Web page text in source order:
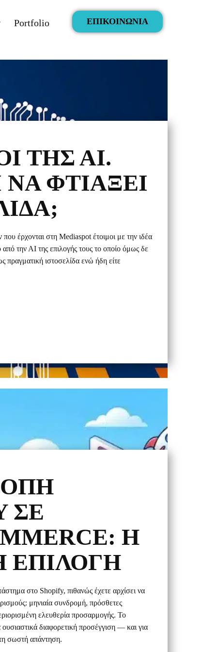
Portfolio ΕΠΙΚΟΙΝΩΝΙΑ
ΤΗΣ ΑΙ.
ΦΤΙΆΞΕΙ
που έρχονται στη Mediaspot έτοιμοι με την ιδέα
από την ΑΙ της επιλογής τους το οποίο όμως δε
πραγματική ιστοσελίδα ενώ ήδη είτε
ΣΕ
Η
ΕΠΙΛΟΓΉ
στο Shopify, πιθανώς έχετε αρχίσει να
μηνιαία συνδρομή, πρόσθετες
ελευθερία προσαρμογής. Το
διαφορετική προσέγγιση — και για
τη σωστή απάντηση.